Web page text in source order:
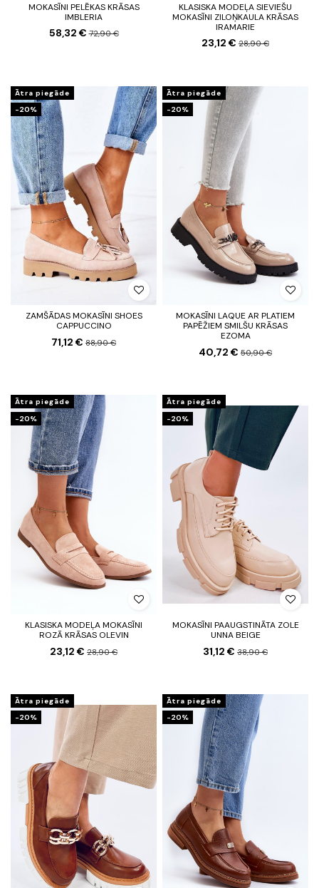
MOKASĪNI PELĒKAS KRĀSAS
IMBLERIA
58,32 €72,90 €
KLASISKA MODEĻA SIEVIEŠU
MOKASĪNI ZILOŅKAULA KRĀSAS
IRAMARIE
23,12 € 28,90 €
Ātra piegāde
-20%
ZAMŠĀDAS MOKASĪNI SHOES
CAPPUCCINO
71,12 € 88,90 €
Ātra piegāde
-20%
MOKASĪNI LAQUE AR PLATIEM
PAPĒŽIEM SMILŠU KRĀSAS
EZOMA
40,72 € 50,90 €
Ātra piegāde
-20%
KLASISKA MODEĻA MOKASĪNI
ROZĀ KRĀSAS OLEVIN
23,12 € 28,90 €
Ātra piegāde
-20%
MOKASĪNI PAAUGSTINĀTA ZOLE
UNNA BEIGE
31,12 € 38,90 €
Ātra piegāde
-20%
Ātra piegāde
-20%